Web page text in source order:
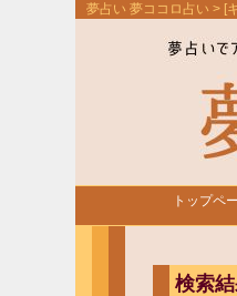
夢占い 夢ココロ占い > [
トップペ
検索